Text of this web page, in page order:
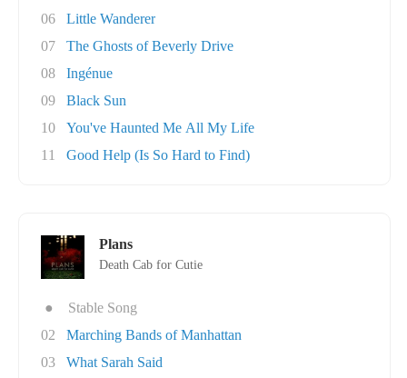
06
Little Wanderer
07
The Ghosts of Beverly Drive
08
Ingénue
09
Black Sun
10
You've Haunted Me All My Life
11
Good Help (Is So Hard to Find)
Plans
Death Cab for Cutie
●
Stable Song
02
Marching Bands of Manhattan
03
What Sarah Said